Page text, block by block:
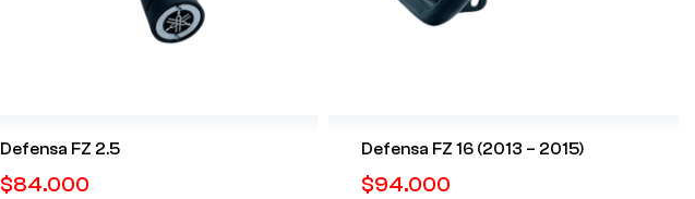
Defensa FZ 2.5
$84.000
Defensa FZ 16 (2013 – 2015)
$94.000